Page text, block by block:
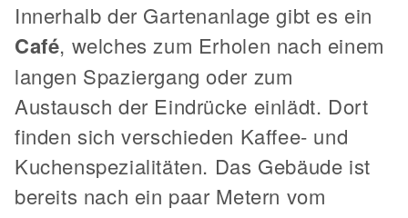
Innerhalb der Gartenanlage gibt es ein
Café, welches zum Erholen nach einem
langen Spaziergang oder zum
Austausch der Eindrücke einlädt. Dort
finden sich verschieden Kaffee- und
Kuchenspezialitäten. Das Gebäude ist
bereits nach ein paar Metern vom